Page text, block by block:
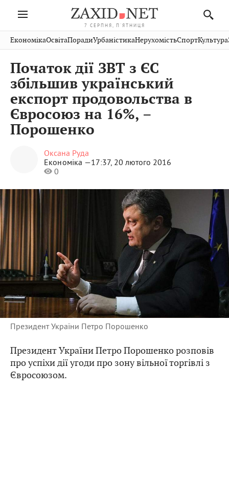
7 СЕРПНЯ, П'ЯТНИЦЯ
Івано-
Франківськ
Волинь
Закарпаття
Рівне
Чернівці
Шептицький
Стрий
Хмельницький
Вінниця
Публікації
Авто СловкоКультура
Кіно Дім
ФотоОсвітаНерухомість
тварини
ЕкономікаОсвітаПорадиУрбаністикаНерухомістьСпортКультура
Початок дії ЗВТ з ЄС
збільшив український
експорт продовольства в
Євросоюз на 16%, –
Порошенко
Оксана Руда
Економіка —17:37, 20 лютого 2016
0
Президент України Петро Порошенко
Президент України Петро Порошенко розповів
про успіхи дії угоди про зону вільної торгівлі з
Євросоюзом.